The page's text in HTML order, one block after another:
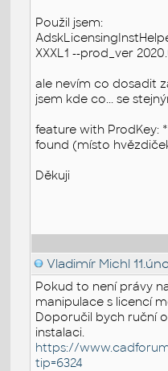
Použil jsem:
XXXL1 --prod_ver
ale nevím co dosadit
jsem kde co... se
feature with ProdKey:
found (místo
Děkuji
Vladimír Michl
Pokud to není právy
manipulace s licencí
Doporučil bych ruční
instalaci.
https://
tip=6324